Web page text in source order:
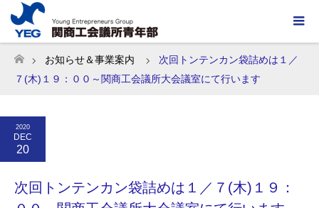
ホーム
お知らせ＆事業案内
次回トンテンカン袋詰めは１／
７(木)１９：００～関商工会議所大会議室にて行います
2020
DEC
20
次回トンテンカン袋詰めは１／７(木)１９：